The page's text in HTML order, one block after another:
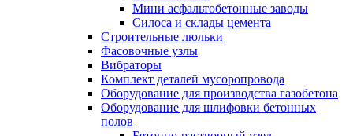
Мини асфальтобетонные заводы
Силоса и склады цемента
Строительные люльки
Фасовочные узлы
Вибраторы
Комплект деталей мусоропровода
Оборудование для производства газобетона
Оборудование для шлифовки бетонных
полов